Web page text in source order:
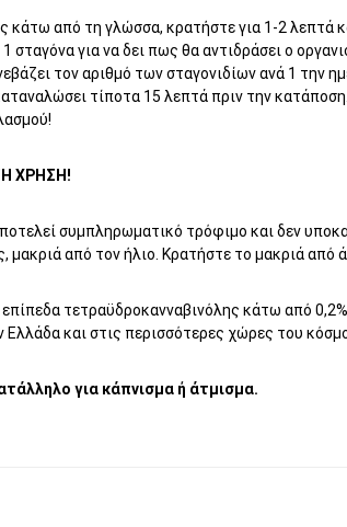
κάτω από τη γλώσσα, κρατήστε για 1-2 λεπτά
σταγόνα για να δει πως θα αντιδράσει ο
τον αριθμό των σταγονιδίων ανά 1 την
τίποτα 15 λεπτά πριν την
ΧΡΗΣΗ!
συμπληρωματικό τρόφιμο και δεν
μακριά από τον ήλιο. Κρατήστε το μακριά από
τετραϋδροκανναβινόλης κάτω από
Ελλάδα και στις περισσότερες χώρες του
για κάπνισμα ή άτμισμα.